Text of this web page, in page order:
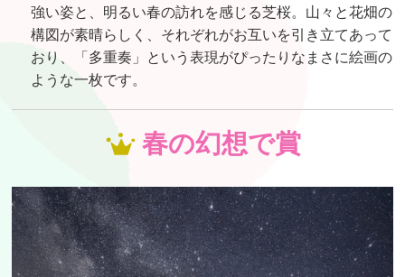
強い姿と、明るい春の訪れを感じる芝桜。山々と花畑の
構図が素晴らしく、それぞれがお互いを引き立てあって
おり、「多重奏」という表現がぴったりなまさに絵画の
ような一枚です。
春の幻想で賞